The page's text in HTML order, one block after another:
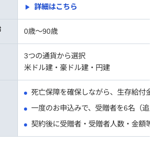
詳細はこちら
0歳～90歳
3つの通貨から選択
米ドル建・豪ドル建・円建
死亡保障を確保しながら、生存給付金
一度のお申込みで、受贈者を6名（追
契約後に受贈者・受贈者人数・金額等